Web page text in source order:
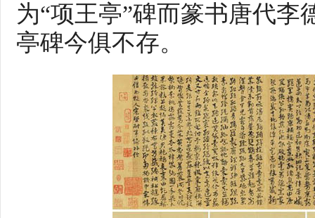
为“项王亭”碑而篆书唐代
亭碑今俱不存。